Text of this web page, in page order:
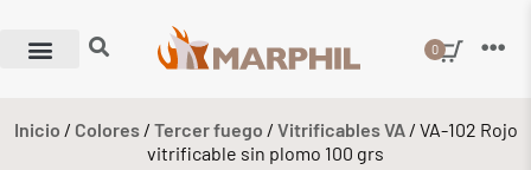
0
Inicio / Colores/ Tercer fuego / Vitrificables VA/ VA-102 Rojo
vitrificable sin plomo 100 grs